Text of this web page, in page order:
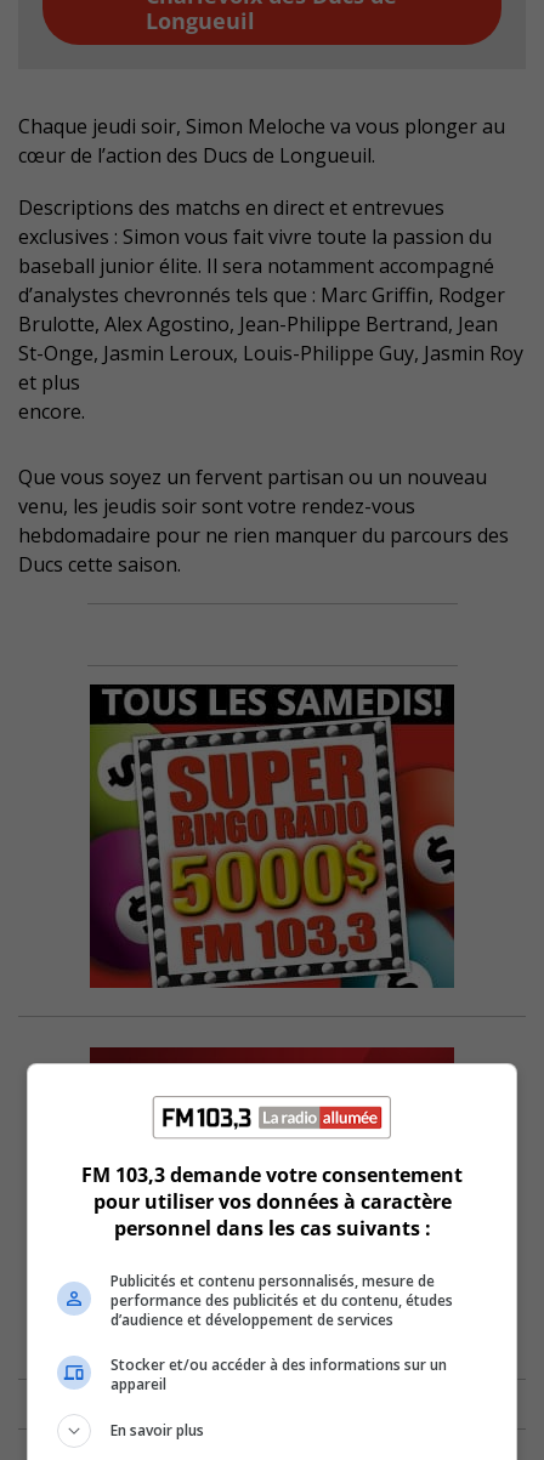
Longueuil
Chaque jeudi soir, Simon Meloche va vous plonger au
cœur de l’action des Ducs de Longueuil.
Descriptions des matchs en direct et entrevues
exclusives : Simon vous fait vivre toute la passion du
baseball junior élite. Il sera notamment accompagné
d’analystes chevronnés tels que : Marc Griffin, Rodger
Brulotte, Alex Agostino, Jean-Philippe Bertrand, Jean
St-Onge, Jasmin Leroux, Louis-Philippe Guy, Jasmin Roy
et plus
encore.
Que vous soyez un fervent partisan ou un nouveau
venu, les jeudis soir sont votre rendez-vous
hebdomadaire pour ne rien manquer du parcours des
Ducs cette saison.
FM 103,3 demande votre consentement
pour utiliser vos données à caractère
personnel dans les cas suivants :
Publicités et contenu personnalisés, mesure de
performance des publicités et du contenu, études
d’audience et développement de services
Stocker et/ou accéder à des informations sur un
appareil
En savoir plus